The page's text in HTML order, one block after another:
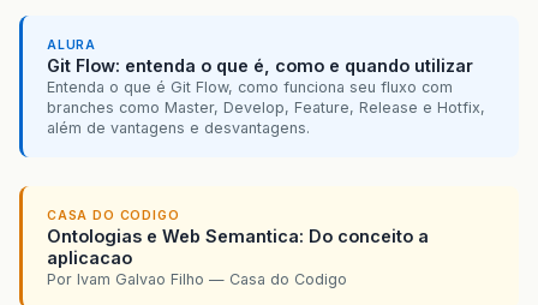
ALURA
Git Flow: entenda o que é, como e quando utilizar
Entenda o que é Git Flow, como funciona seu fluxo com
branches como Master, Develop, Feature, Release e Hotfix,
além de vantagens e desvantagens.
CASA DO CODIGO
Ontologias e Web Semantica: Do conceito a
aplicacao
Por Ivam Galvao Filho — Casa do Codigo